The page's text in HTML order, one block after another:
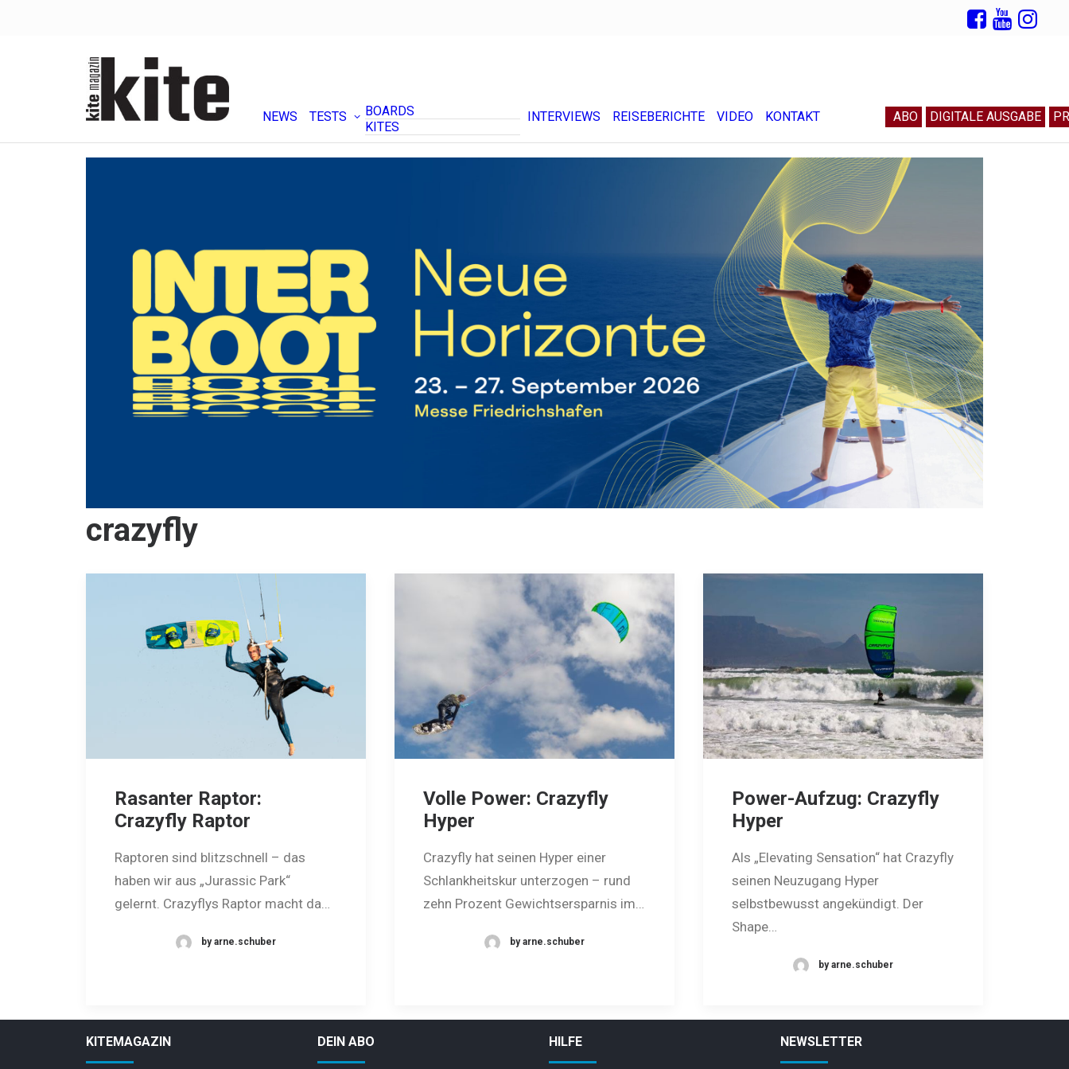
NEWS TESTS
BOARDS
KITES
INTERVIEWS REISEBERICHTE VIDEO KONTAKT ABO DIGITALE AUSGABE
crazyfly
Rasanter Raptor:
Crazyfly Raptor
Raptoren sind blitzschnell – das
haben wir aus „Jurassic Park“
gelernt. Crazyflys Raptor macht da…
by arne.schuber
Volle Power: Crazyfly
Hyper
Crazyfly hat seinen Hyper einer
Schlankheitskur unterzogen – rund
zehn Prozent Gewichtsersparnis im…
by arne.schuber
Power-Aufzug: Crazyfly
Hyper
Als „Elevating Sensation“ hat Crazyfly
seinen Neuzugang Hyper
selbstbewusst angekündigt. Der
Shape…
by arne.schuber
KITEMAGAZIN DEIN ABO HILFE NEWSLETTER